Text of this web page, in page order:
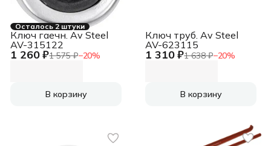
Осталось 2 штуки
1 260 ₽1 575 ₽−20%
Ключ гаечн. Av Steel
AV-315122
В корзину
1 310 ₽1 638 ₽−20%
Ключ труб. Av Steel
AV-623115
В корзину